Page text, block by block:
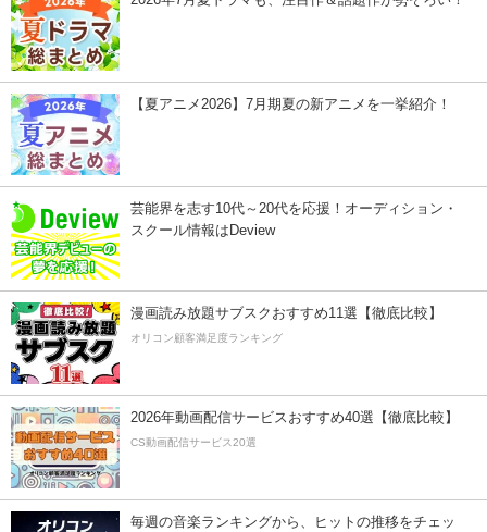
【夏アニメ2026】7月期夏の新アニメを一挙紹介！
芸能界を志す10代～20代を応援！オーディション・
スクール情報はDeview
漫画読み放題サブスクおすすめ11選【徹底比較】
オリコン顧客満足度ランキング
2026年動画配信サービスおすすめ40選【徹底比較】
CS動画配信サービス20選
毎週の音楽ランキングから、ヒットの推移をチェッ